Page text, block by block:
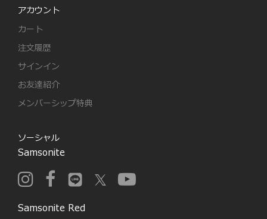
アカウント
カート
注文履歴
サインイン
お友達紹介
メンバーシップ特典
ソーシャル
Samsonite
Samsonite Red